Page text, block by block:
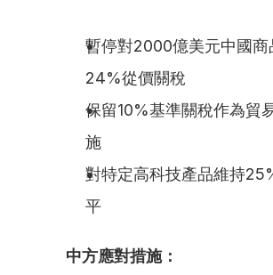
暫停對2000億美元中國商
24%從價關稅
保留10%基準關稅作為貿
施
對特定高科技產品維持
平
中方應對措施：